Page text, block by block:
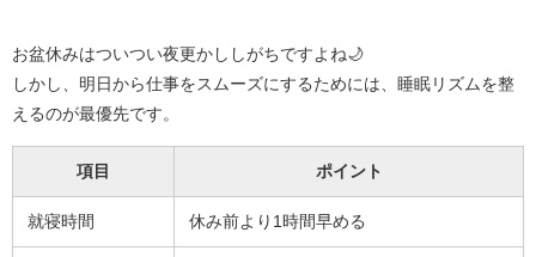
お盆休みはついつい夜更かししがちですよね🌙
しかし、明日から仕事をスムーズにするためには、睡眠リズムを整
えるのが最優先です。
項目 ポイント
就寝時間 休み前より1時間早める